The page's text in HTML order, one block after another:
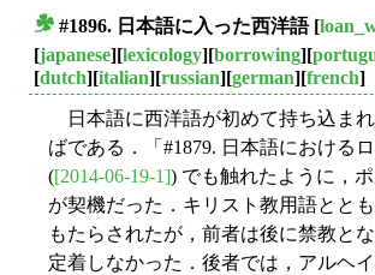
#1896. 日本語に入った西洋語[
[japanese][lexicology][borrowing][
[dutch][italian][russian][german][french]
日本語に西洋語が初めて持ち込ま
ばである．「#1879. 日本語における
([2014-06-19-1]) でも触れたように，
が契機だった．キリスト教用語とと
もたらされたが，前者は後に禁教と
定着しなかった．後者では，アルヘイ